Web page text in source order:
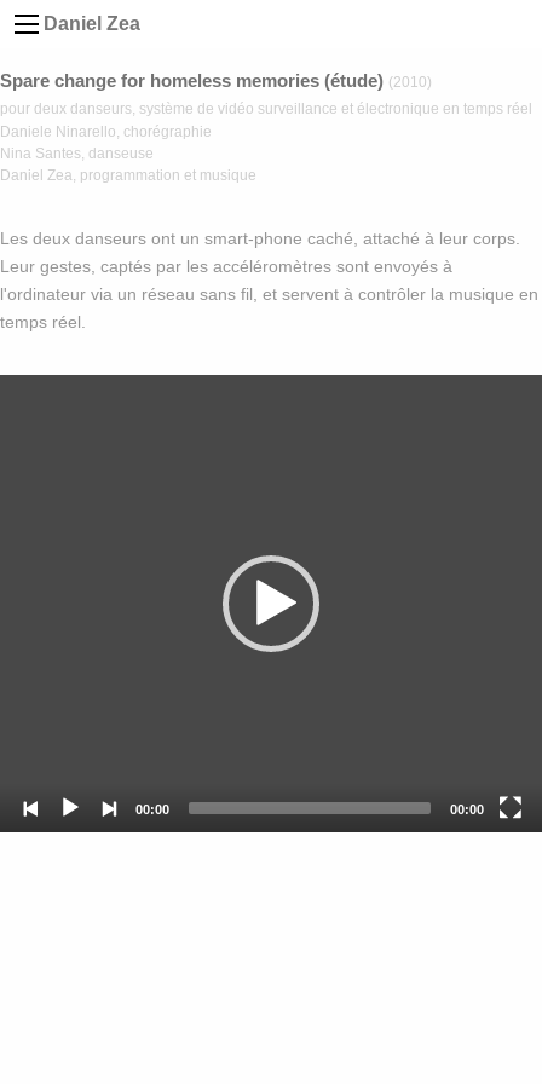
Daniel Zea
Spare change for homeless memories (étude) (2010)
pour deux danseurs, système de vidéo surveillance et électronique en temps réel
Daniele Ninarello, chorégraphie
Nina Santes, danseuse
Daniel Zea, programmation et musique
Les deux danseurs ont un smart-phone caché, attaché à leur corps.
Leur gestes, captés par les accéléromètres sont envoyés à
l'ordinateur via un réseau sans fil, et servent à contrôler la musique en
temps réel.
00:00 00:00